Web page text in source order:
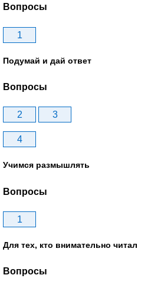
Вопросы
1
Подумай и дай ответ
Вопросы
2 3
4
Учимся размышлять
Вопросы
1
Для тех, кто внимательно читал
Вопросы